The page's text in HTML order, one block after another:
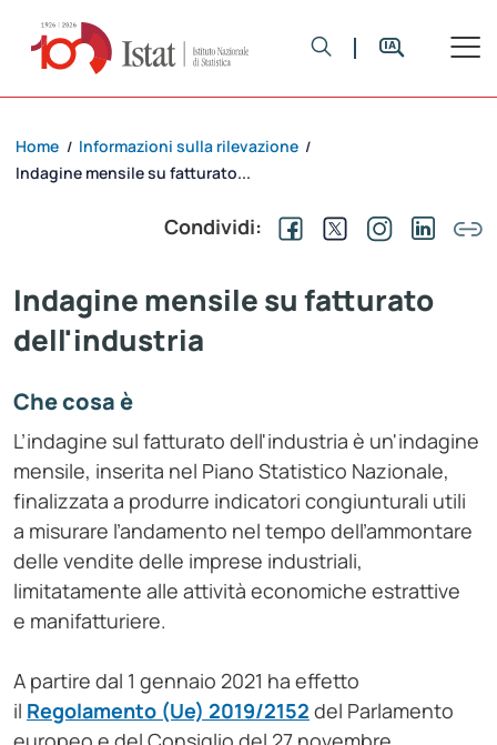
Home / Informazioni sulla rilevazione /
Indagine mensile su fatturato...
Condividi:
Indagine mensile su fatturato
dell'industria
Che cosa è
L’indagine sul fatturato dell'industria è un'indagine
mensile, inserita nel Piano Statistico Nazionale,
finalizzata a produrre indicatori congiunturali utili
a misurare l’andamento nel tempo dell’ammontare
delle vendite delle imprese industriali,
limitatamente alle attività economiche estrattive
e manifatturiere.
A partire dal 1 gennaio 2021 ha effetto
il Regolamento (Ue) 2019/2152 del Parlamento